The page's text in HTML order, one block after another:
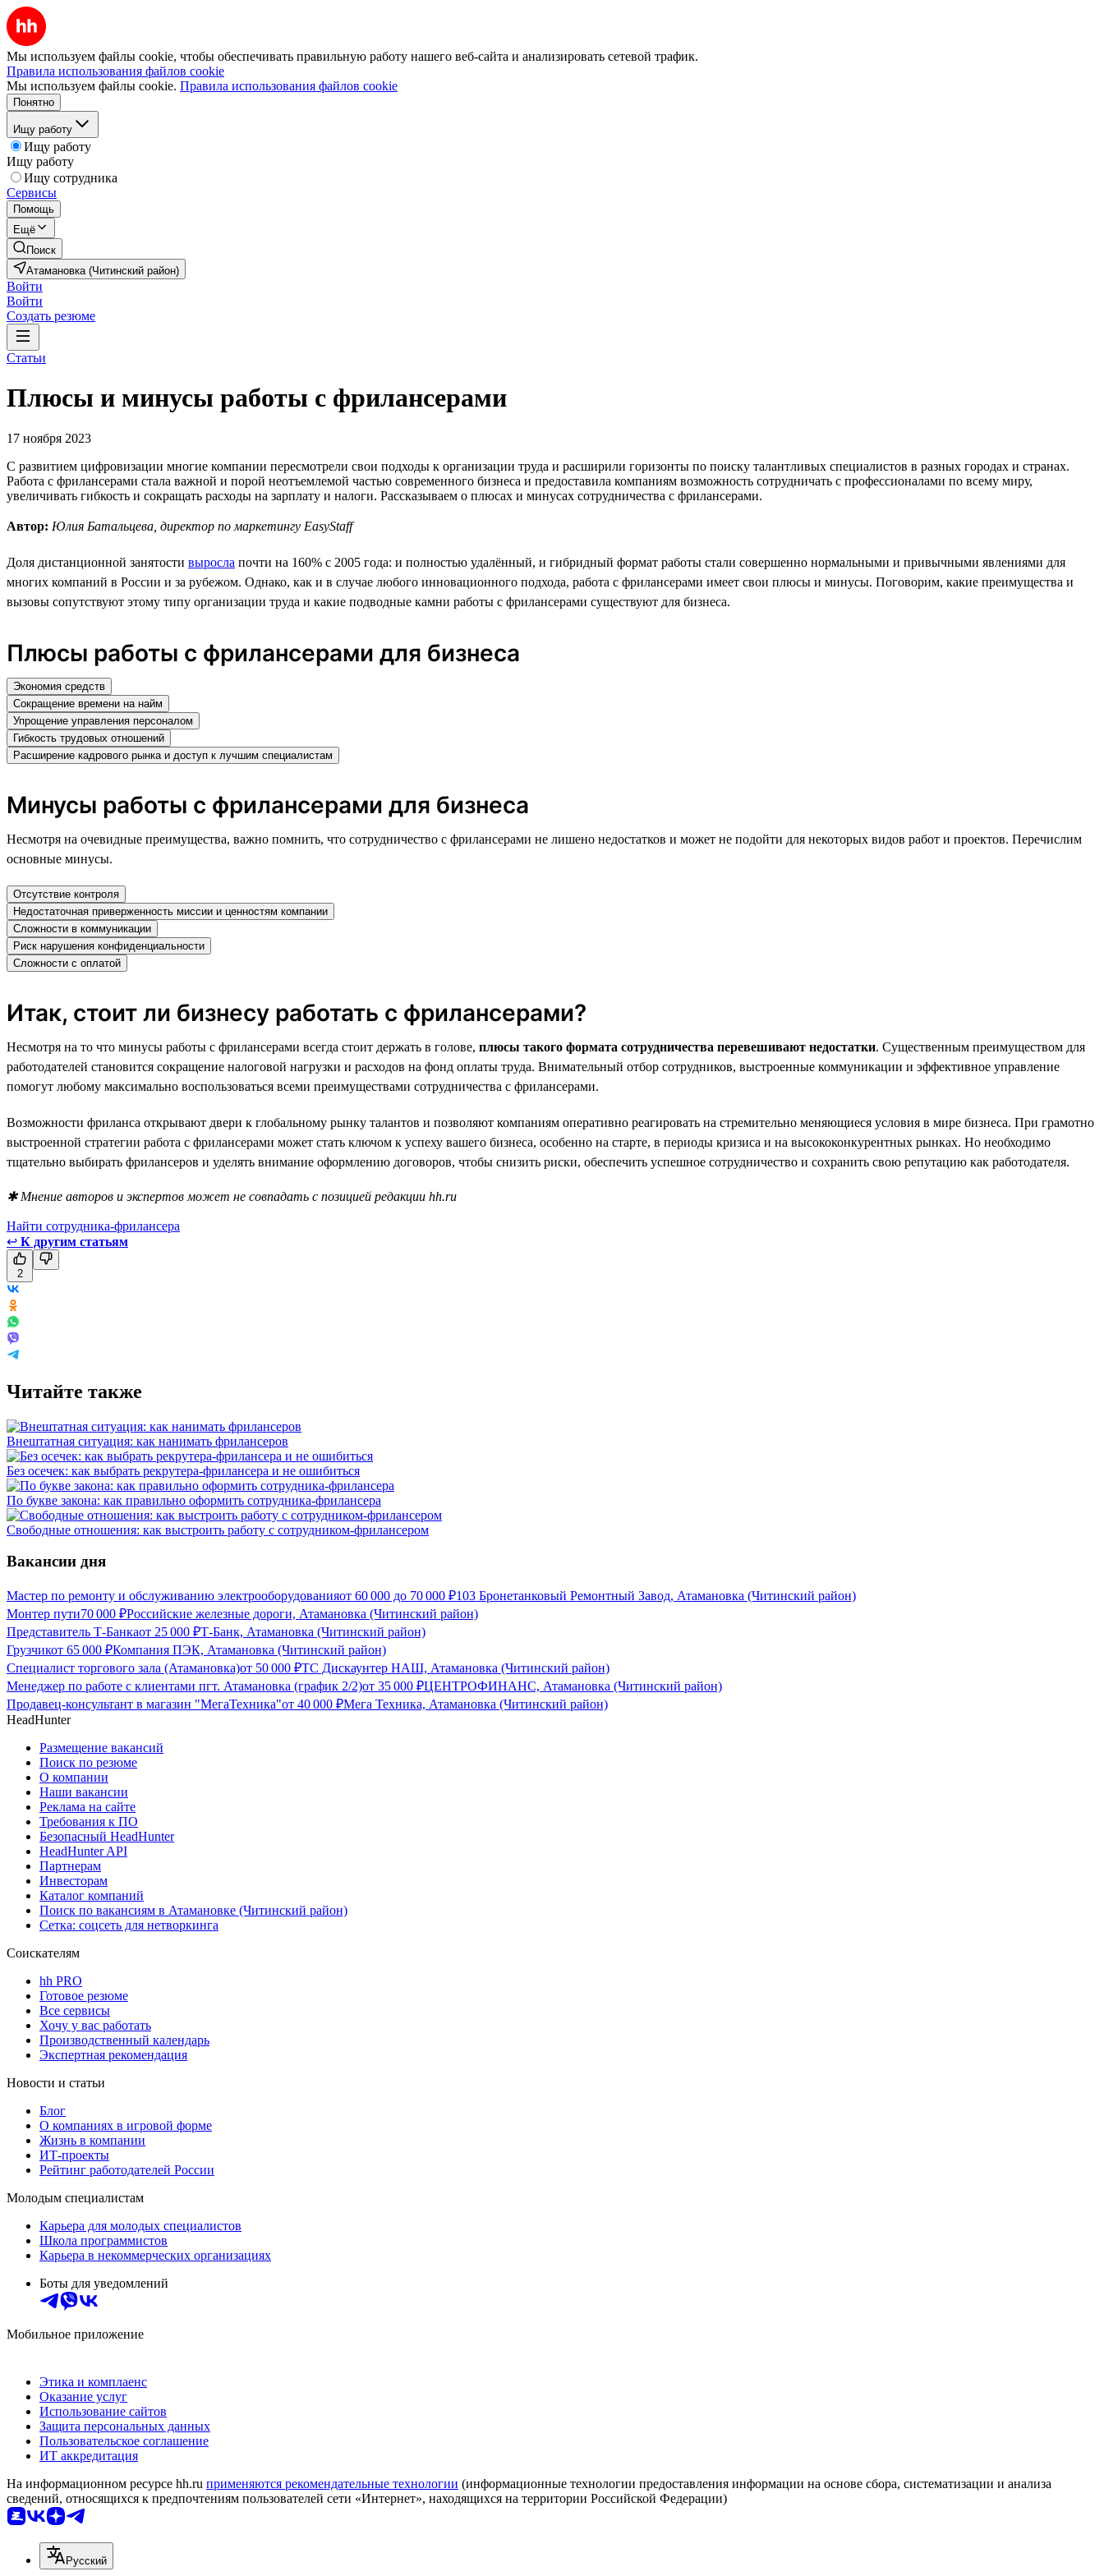
Мы используем файлы cookie, чтобы обеспечивать правильную работу нашего веб-сайта и анализировать сетевой трафик.
Правила использования файлов cookie
Мы используем файлы cookie. Правила использования файлов cookie
Понятно
Ищу работу
Ищу работу
Ищу работу
Ищу сотрудника
Сервисы
Помощь
Ещё
Поиск
Атамановка (Читинский район)
Войти
Войти
Создать резюме
Статьи
Плюсы и минусы работы с фрилансерами
17 ноября 2023
С развитием цифровизации многие компании пересмотрели свои подходы к организации труда и расширили горизонты по поиску талантливых специалистов в разных городах и странах.
Работа с фрилансерами стала важной и порой неотъемлемой частью современного бизнеса и предоставила компаниям возможность сотрудничать с профессионалами по всему миру,
увеличивать гибкость и сокращать расходы на зарплату и налоги. Рассказываем о плюсах и минусах сотрудничества с фрилансерами.
Автор: Юлия Батальцева, директор по маркетингу EasyStaff
Доля дистанционной занятости выросла почти на 160% с 2005 года: и полностью удалённый, и гибридный формат работы стали совершенно нормальными и привычными явлениями для
многих компаний в России и за рубежом. Однако, как и в случае любого инновационного подхода, работа с фрилансерами имеет свои плюсы и минусы. Поговорим, какие преимущества и
вызовы сопутствуют этому типу организации труда и какие подводные камни работы с фрилансерами существуют для бизнеса.
Плюсы работы с фрилансерами для бизнеса
Экономия средств
Сокращение времени на найм
Упрощение управления персоналом
Гибкость трудовых отношений
Расширение кадрового рынка и доступ к лучшим специалистам
Минусы работы с фрилансерами для бизнеса
Несмотря на очевидные преимущества, важно помнить, что сотрудничество с фрилансерами не лишено недостатков и может не подойти для некоторых видов работ и проектов. Перечислим
основные минусы.
Отсутствие контроля
Недостаточная приверженность миссии и ценностям компании
Сложности в коммуникации
Риск нарушения конфиденциальности
Сложности с оплатой
Итак, стоит ли бизнесу работать с фрилансерами?
Несмотря на то что минусы работы с фрилансерами всегда стоит держать в голове, плюсы такого формата сотрудничества перевешивают недостатки. Существенным преимуществом для
работодателей становится сокращение налоговой нагрузки и расходов на фонд оплаты труда. Внимательный отбор сотрудников, выстроенные коммуникации и эффективное управление
помогут любому максимально воспользоваться всеми преимуществами сотрудничества с фрилансерами.
Возможности фриланса открывают двери к глобальному рынку талантов и позволяют компаниям оперативно реагировать на стремительно меняющиеся условия в мире бизнеса. При грамотно
выстроенной стратегии работа с фрилансерами может стать ключом к успеху вашего бизнеса, особенно на старте, в периоды кризиса и на высококонкурентных рынках. Но необходимо
тщательно выбирать фрилансеров и уделять внимание оформлению договоров, чтобы снизить риски, обеспечить успешное сотрудничество и сохранить свою репутацию как работодателя.
✱ Мнение авторов и экспертов может не совпадать с позицией редакции hh.ru
Найти сотрудника-фрилансера
↩ К другим статьям
2
Читайте также
Внештатная ситуация: как нанимать фрилансеров
Без осечек: как выбрать рекрутера-фрилансера и не ошибиться
По букве закона: как правильно оформить сотрудника-фрилансера
Свободные отношения: как выстроить работу с сотрудником-фрилансером
Вакансии дня
Мастер по ремонту и обслуживанию электрооборудованияот 60 000 до 70 000 ₽103 Бронетанковый Ремонтный Завод, Атамановка (Читинский район)
Монтер пути70 000 ₽Российские железные дороги, Атамановка (Читинский район)
Представитель Т-Банкаот 25 000 ₽Т-Банк, Атамановка (Читинский район)
Грузчикот 65 000 ₽Компания ПЭК, Атамановка (Читинский район)
Специалист торгового зала (Атамановка)от 50 000 ₽ТС Дискаунтер НАШ, Атамановка (Читинский район)
Менеджер по работе с клиентами пгт. Атамановка (график 2/2)от 35 000 ₽ЦЕНТРОФИНАНС, Атамановка (Читинский район)
Продавец-консультант в магазин "МегаТехника"от 40 000 ₽Мега Техника, Атамановка (Читинский район)
HeadHunter
Размещение вакансий
Поиск по резюме
О компании
Наши вакансии
Реклама на сайте
Требования к ПО
Безопасный HeadHunter
HeadHunter API
Партнерам
Инвесторам
Каталог компаний
Поиск по вакансиям в Атамановке (Читинский район)
Сетка: соцсеть для нетворкинга
Соискателям
hh PRO
Готовое резюме
Все сервисы
Хочу у вас работать
Производственный календарь
Экспертная рекомендация
Новости и статьи
Блог
О компаниях в игровой форме
Жизнь в компании
ИТ-проекты
Рейтинг работодателей России
Молодым специалистам
Карьера для молодых специалистов
Школа программистов
Карьера в некоммерческих организациях
Боты для уведомлений
Мобильное приложение
Этика и комплаенс
Оказание услуг
Использование сайтов
Защита персональных данных
Пользовательское соглашение
ИТ аккредитация
На информационном ресурсе hh.ru применяются рекомендательные технологии (информационные технологии предоставления информации на основе сбора, систематизации и анализа
сведений, относящихся к предпочтениям пользователей сети «Интернет», находящихся на территории Российской Федерации)
Русский